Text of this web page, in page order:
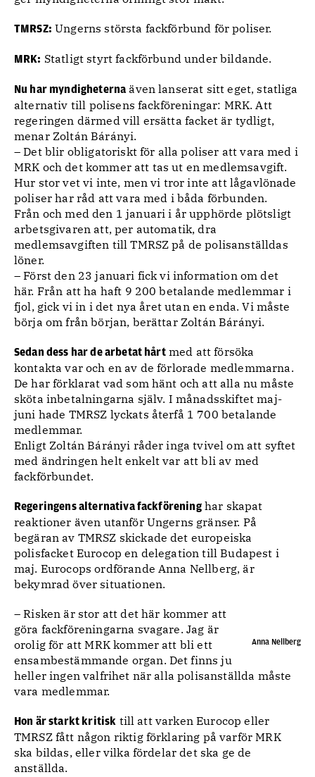
TMRSZ: Ungerns största fackförbund för poliser.
MRK: Statligt styrt fackförbund under bildande.
Nu har myndigheterna även lanserat sitt eget, statliga
alternativ till polisens fackföreningar: MRK. Att
regeringen därmed vill ersätta facket är tydligt,
menar Zoltán Bárányi.
– Det blir obligatoriskt för alla poliser att vara med i
MRK och det kommer att tas ut en medlemsavgift.
Hur stor vet vi inte, men vi tror inte att lågavlönade
poliser har råd att vara med i båda förbunden.
Från och med den 1 januari i år upphörde plötsligt
arbetsgivaren att, per automatik, dra
medlemsavgiften till TMRSZ på de polisanställdas
löner.
– Först den 23 januari fick vi information om det
här. Från att ha haft 9 200 betalande medlemmar i
fjol, gick vi in i det nya året utan en enda. Vi måste
börja om från början, berättar Zoltán Bárányi.
Sedan dess har de arbetat hårtmed att försöka
kontakta var och en av de förlorade medlemmarna.
De har förklarat vad som hänt och att alla nu måste
sköta inbetalningarna själv. I månadsskiftet maj-
juni hade TMRSZ lyckats återfå 1 700 betalande
medlemmar.
Enligt Zoltán Bárányi råder inga tvivel om att syftet
med ändringen helt enkelt var att bli av med
fackförbundet.
Regeringens alternativa fackföreninghar skapat
reaktioner även utanför Ungerns gränser. På
begäran av TMRSZ skickade det europeiska
polisfacket Eurocop en delegation till Budapest i
maj. Eurocops ordförande Anna Nellberg, är
bekymrad över situationen.
Anna Nellberg
– Risken är stor att det här kommer att
göra fackföreningarna svagare. Jag är
orolig för att MRK kommer att bli ett
ensambestämmande organ. Det finns ju
heller ingen valfrihet när alla polisanställda måste
vara medlemmar.
Hon är starkt kritisk till att varken Eurocop eller
TMRSZ fått någon riktig förklaring på varför MRK
ska bildas, eller vilka fördelar det ska ge de
anställda.